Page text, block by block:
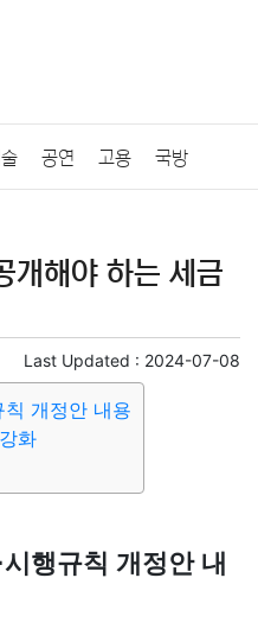
공연 고용 국방
식 암호화폐 블록체인
미용 증권 인테리어
게임 스포츠
의학 경제 마케팅
개해야 하는 세금
Last Updated : 2024-07-08
칙 개정안 내용
화
행규칙 개정안 내